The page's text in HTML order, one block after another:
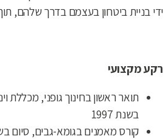
ידי בניית ביטחון בעצמם בדרך שלהם,
רקע מקצועי
תואר ראשון בחינוך גופני, מכללת
בשנת 1997
קורס מאמנים בגומא-גבים, סיום בשנת